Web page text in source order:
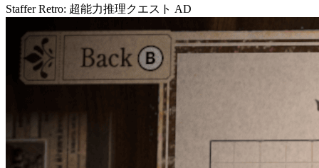
Staffer Retro: 超能力推理クエスト AD